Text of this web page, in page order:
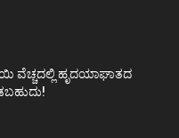
ವೆಚ್ಚದಲ್ಲಿ ಹೃದಯಾಘಾತದ